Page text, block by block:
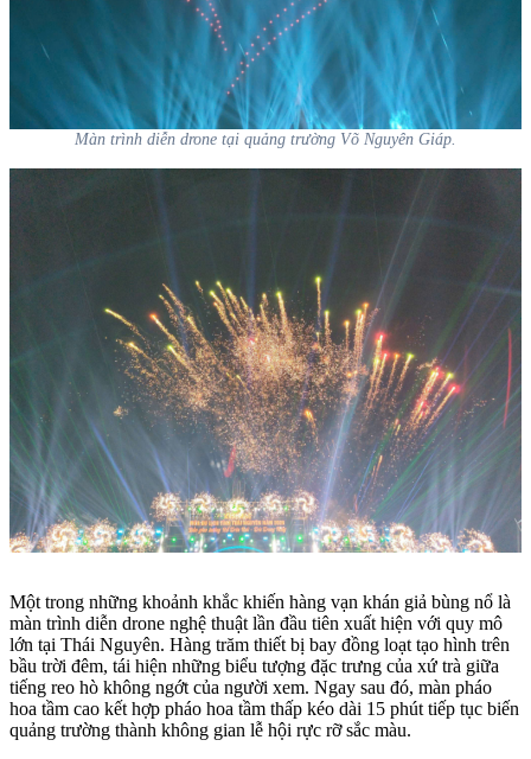
Màn trình diễn drone tại quảng trường Võ Nguyên Giáp.
Một trong những khoảnh khắc khiến hàng vạn khán giả bùng nổ là
màn trình diễn drone nghệ thuật lần đầu tiên xuất hiện với quy mô
lớn tại Thái Nguyên. Hàng trăm thiết bị bay đồng loạt tạo hình trên
bầu trời đêm, tái hiện những biểu tượng đặc trưng của xứ trà giữa
tiếng reo hò không ngớt của người xem. Ngay sau đó, màn pháo
hoa tầm cao kết hợp pháo hoa tầm thấp kéo dài 15 phút tiếp tục biến
quảng trường thành không gian lễ hội rực rỡ sắc màu.